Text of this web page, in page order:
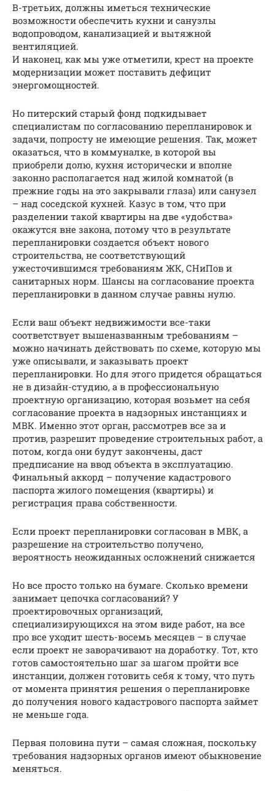
В-третьих, должны иметься технические
возможности обеспечить кухни и санузлы
водопроводом, канализацией и вытяжной
вентиляцией.
И наконец, как мы уже отметили, крест на проекте
модернизации может поставить дефицит
энергомощностей.
Но питерский старый фонд подкидывает
специалистам по согласованию перепланировок и
задачи, попросту не имеющие решения. Так, может
оказаться, что в коммуналке, в которой вы
приобрели долю, кухня исторически и вполне
законно располагается над жилой комнатой (в
прежние годы на это закрывали глаза) или санузел
– над соседской кухней. Казус в том, что при
разделении такой квартиры на две «удобства»
окажутся вне закона, потому что в результате
перепланировки создается объект нового
строительства, не соответствующий
ужесточившимся требованиям ЖК, СНиПов и
санитарных норм. Шансы на согласование проекта
перепланировки в данном случае равны нулю.
Если ваш объект недвижимости все-таки
соответствует вышеназванным требованиям –
можно начинать действовать по схеме, которую мы
уже описывали, и заказывать проект
перепланировки. Но для этого придется обращаться
не в дизайн-студию, а в профессиональную
проектную организацию, которая возьмет на себя
согласование проекта в надзорных инстанциях и
МВК. Именно этот орган, рассмотрев все за и
против, разрешит проведение строительных работ, а
потом, когда они будут закончены, даст
предписание на ввод объекта в эксплуатацию.
Финальный аккорд – получение кадастрового
паспорта жилого помещения (квартиры) и
регистрация права собственности.
Если проект перепланировки согласован в МВК, а
разрешение на строительство получено,
вероятность неожиданных осложнений снижается
Но все просто только на бумаге. Сколько времени
занимает цепочка согласований? У
проектировочных организаций,
специализирующихся на этом виде работ, на все
про все уходит шесть-восемь месяцев – в случае
если проект не заворачивают на доработку. Тот, кто
готов самостоятельно шаг за шагом пройти все
инстанции, должен готовить себя к тому, что путь
от момента принятия решения о перепланировке
до получения нового кадастрового паспорта займет
не меньше года.
Первая половина пути – самая сложная, поскольку
требования надзорных органов имеют обыкновение
меняться.